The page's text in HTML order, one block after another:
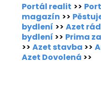
Portál realit >>
magazín >>
bydlení >> Azet
bydlení >> Prima
>> Azet stavba >>
Azet Dovolená >>